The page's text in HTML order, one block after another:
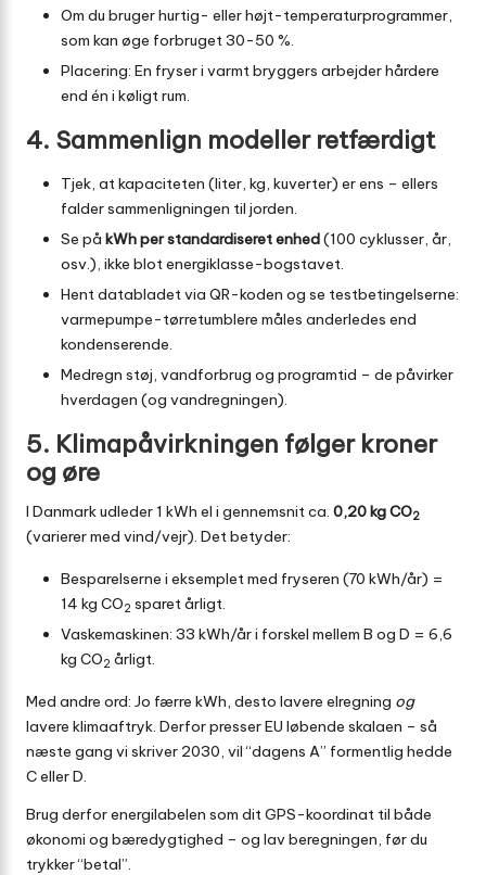
Om du bruger hurtig- eller højt-temperaturprogrammer,
som kan øge forbruget 30-50 %.
Placering: En fryser i varmt bryggers arbejder hårdere
end én i køligt rum.
4. Sammenlign modeller retfærdigt
Tjek, at kapaciteten (liter, kg, kuverter) er ens – ellers
falder sammenligningen til jorden.
Se på kWh per standardiseret enhed(100 cyklusser, år,
osv.), ikke blot energiklasse-bogstavet.
Hent databladet via QR-koden og se testbetingelserne:
varmepumpe-tørretumblere måles anderledes end
kondenserende.
Medregn støj, vandforbrug og programtid – de påvirker
hverdagen (og vandregningen).
5. Klimapåvirkningen følger kroner
og øre
I Danmark udleder 1 kWh el i gennemsnit ca. 0,20 kg CO2
(varierer med vind/vejr). Det betyder:
Besparelserne i eksemplet med fryseren (70 kWh/år) =
14 kg CO2 sparet årligt.
Vaskemaskinen: 33 kWh/år i forskel mellem B og D = 6,6
kg CO2 årligt.
Med andre ord: Jo færre kWh, desto lavere elregning og
lavere klimaaftryk. Derfor presser EU løbende skalaen – så
næste gang vi skriver 2030, vil “dagens A” formentlig hedde
C eller D.
Brug derfor energilabelen som dit GPS-koordinat til både
økonomi og bæredygtighed – og lav beregningen, før du
trykker “betal”.